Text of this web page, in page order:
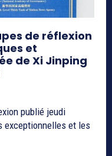
de réflexion
et
de Xi Jinping
publié jeudi
exceptionnelles et les